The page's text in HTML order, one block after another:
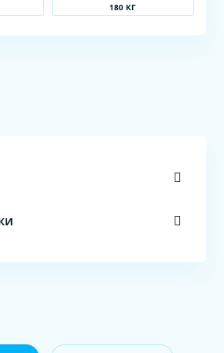
180 КГ